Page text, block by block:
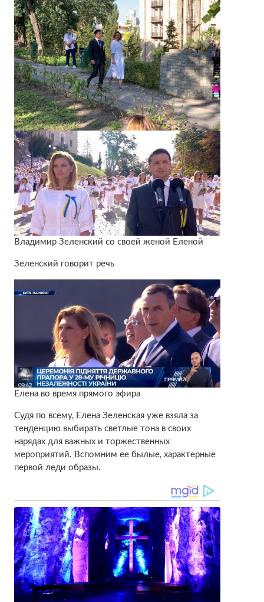
Владимир Зеленский со своей женой Еленой
Зеленский говорит речь
Елена во время прямого эфира
Судя по всему, Елена Зеленская уже взяла за
тенденцию выбирать светлые тона в своих
нарядах для важных и торжественных
мероприятий. Вспомним ее былые, характерные
первой леди образы.